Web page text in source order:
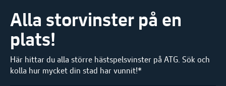
Alla storvinster på en
plats!
Här hittar du alla större hästspelsvinster på ATG. Sök och
kolla hur mycket din stad har vunnit!*